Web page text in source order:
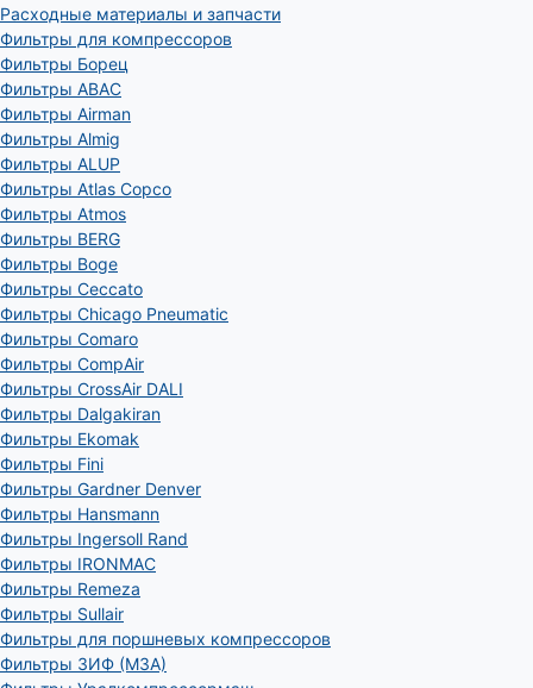
Расходные материалы и запчасти
Фильтры для компрессоров
Фильтры Борец
Фильтры ABAC
Фильтры Airman
Фильтры Almig
Фильтры ALUP
Фильтры Atlas Copco
Фильтры Atmos
Фильтры BERG
Фильтры Boge
Фильтры Ceccato
Фильтры Chicago Pneumatic
Фильтры Comaro
Фильтры CompAir
Фильтры CrossAir DALI
Фильтры Dalgakiran
Фильтры Ekomak
Фильтры Fini
Фильтры Gardner Denver
Фильтры Hansmann
Фильтры Ingersoll Rand
Фильтры IRONMAC
Фильтры Remeza
Фильтры Sullair
Фильтры для поршневых компрессоров
Фильтры ЗИФ (МЗА)